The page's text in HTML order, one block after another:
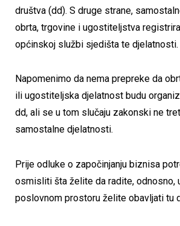
društva (dd). S druge strane,
obrta, trgovine i ugostiteljstva
općinskoj službi sjedišta te djelatnosti.
Napomenimo da nema prepreke da
ili ugostiteljska djelatnost budu
dd, ali se u tom slučaju zakonski ne
samostalne djelatnosti.
Prije odluke o započinjanju biznisa
osmisliti šta želite da radite, odnosno,
poslovnom prostoru želite obavljati tu